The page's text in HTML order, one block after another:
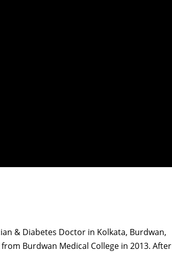
& Diabetes Doctor in Kolkata, Burdwan,
Burdwan Medical College in 2013. After